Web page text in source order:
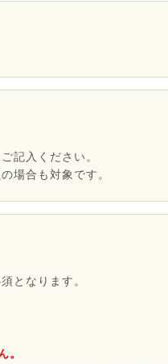
ご記入ください。
場合も対象です。
となります。
。